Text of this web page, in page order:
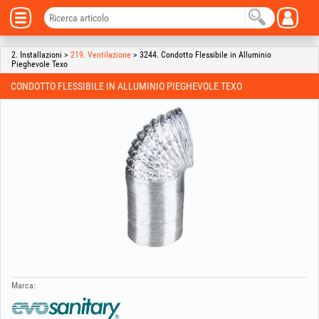
2. Installazioni > 219. Ventilazione > 3244. Condotto Flessibile in Alluminio
Pieghevole Texo
CONDOTTO FLESSIBILE IN ALLUMINIO PIEGHEVOLE TEXO
Marca: